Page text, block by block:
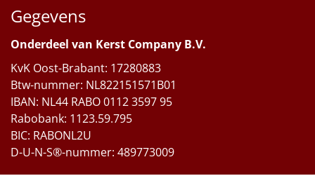
Gegevens
Onderdeel van Kerst Company B.V.
KvK Oost-Brabant: 17280883
Btw-nummer: NL822151571B01
IBAN: NL44 RABO 0112 3597 95
Rabobank: 1123.59.795
BIC: RABONL2U
D-U-N-S®-nummer: 489773009